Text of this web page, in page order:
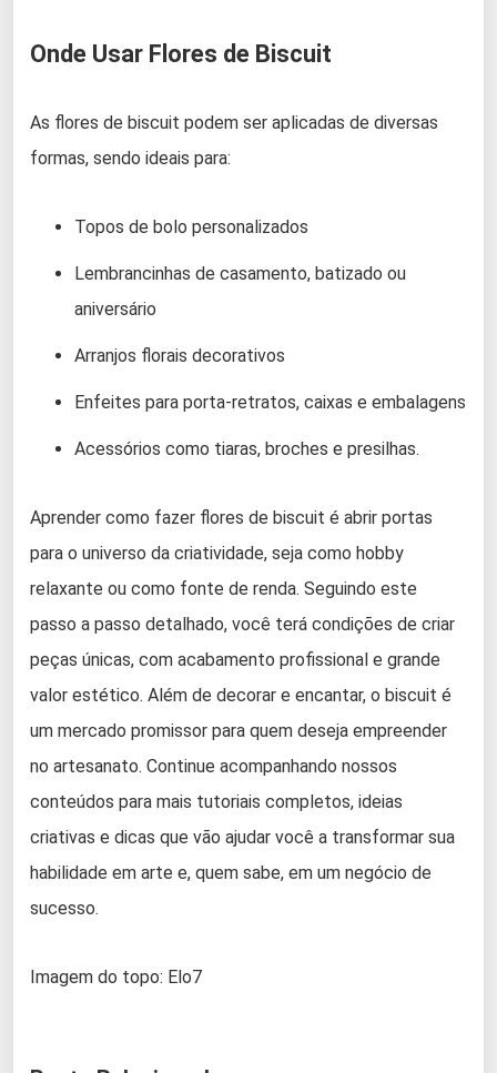
Onde Usar Flores de Biscuit
As flores de biscuit podem ser aplicadas de diversas
formas, sendo ideais para:
Topos de bolo personalizados
Lembrancinhas de casamento, batizado ou
aniversário
Arranjos florais decorativos
Enfeites para porta-retratos, caixas e embalagens
Acessórios como tiaras, broches e presilhas.
Aprender como fazer flores de biscuit é abrir portas
para o universo da criatividade, seja como hobby
relaxante ou como fonte de renda. Seguindo este
passo a passo detalhado, você terá condições de criar
peças únicas, com acabamento profissional e grande
valor estético. Além de decorar e encantar, o biscuit é
um mercado promissor para quem deseja empreender
no artesanato. Continue acompanhando nossos
conteúdos para mais tutoriais completos, ideias
criativas e dicas que vão ajudar você a transformar sua
habilidade em arte e, quem sabe, em um negócio de
sucesso.
Imagem do topo: Elo7